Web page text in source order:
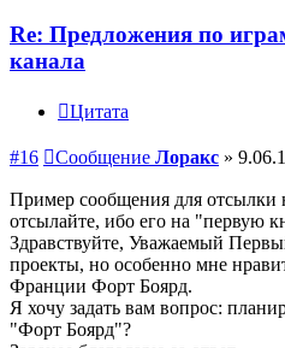
Re: Предложения по
канала
Цитата
#16 Сообщение Лоракс »
Пример сообщения для
отсылайте, ибо его на "первую
Здравствуйте, Уважаемый
проекты, но особенно мне
Франции Форт Боярд.
Я хочу задать вам вопрос:
"Форт Боярд"?